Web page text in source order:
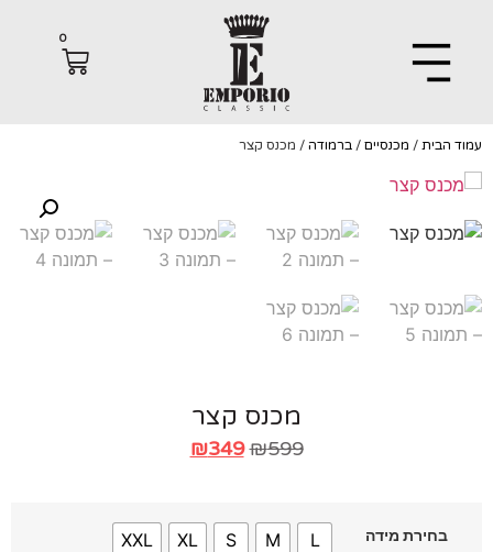
הבית/מכנסיים/ברמודה/ מכנס קצר
מכנס קצר
₪
₪349
בחירת מידה M
S
XL
XXL